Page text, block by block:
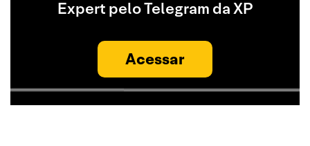
Expert pelo Telegram da XP
Acessar